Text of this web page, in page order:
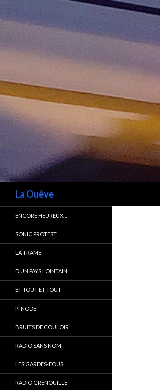
La Ouêve
ENCORE HEUREUX…
SONIC PROTEST
LA TRAME
D’UN PAYS LOINTAIN
ET TOUT ET TOUT
PI NODE
BRUITS DE COULOIR
RADIO SANS NOM
LES GARDES-FOUS
RADIO GRENOUILLE